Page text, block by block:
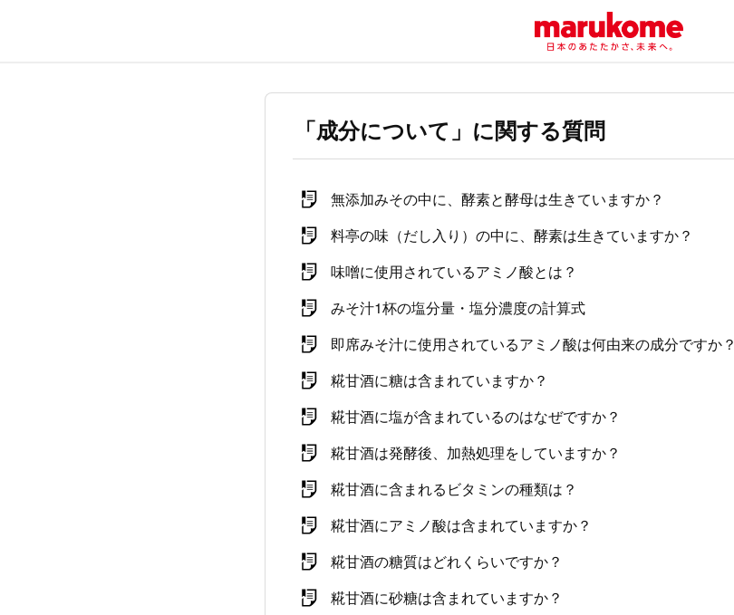
「成分について」に関する質問
無添加みその中に、酵素と酵母は生きていますか？
料亭の味（だし入り）の中に、酵素は生きていますか？
味噌に使用されているアミノ酸とは？
みそ汁1杯の塩分量・塩分濃度の計算式
即席みそ汁に使用されているアミノ酸は何由来の成分ですか？
糀甘酒に糖は含まれていますか？
糀甘酒に塩が含まれているのはなぜですか？
糀甘酒は発酵後、加熱処理をしていますか？
糀甘酒に含まれるビタミンの種類は？
糀甘酒にアミノ酸は含まれていますか？
糀甘酒の糖質はどれくらいですか？
糀甘酒に砂糖は含まれていますか？